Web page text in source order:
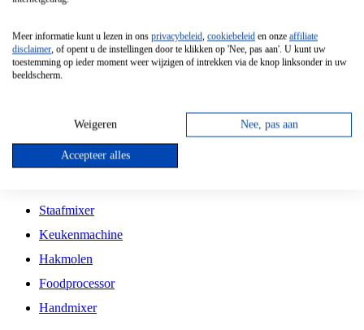
Vrijstaande Magnetron
Vrijstaande Kookplaat
Inbouw Gaskookplaat
Inbouw Keramische Kookplaat
Kookplaat Accessoires
Staafmixer
Keukenmachine
Hakmolen
Foodprocessor
Handmixer
Meer informatie kunt u lezen in ons privacybeleid, cookiebeleid en onze affiliate
disclaimer, of opent u de instellingen door te klikken op 'Nee, pas aan'. U kunt uw
toestemming op ieder moment weer wijzigen of intrekken via de knop linksonder in uw
beeldscherm.
Weigeren Nee, pas aan
Accepteer alles